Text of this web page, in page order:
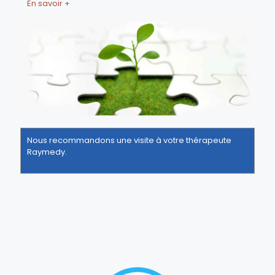
Nous recommandons une visite à votre thérapeute
Raymedy.